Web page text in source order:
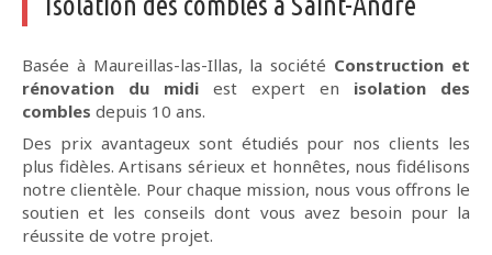
Basée à Maureillas-las-Illas, la société Construction et
rénovation du midi est expert en isolation des
combles depuis 10 ans.
Des prix avantageux sont étudiés pour nos clients les
plus fidèles. Artisans sérieux et honnêtes, nous fidélisons
notre clientèle. Pour chaque mission, nous vous offrons le
soutien et les conseils dont vous avez besoin pour la
réussite de votre projet.